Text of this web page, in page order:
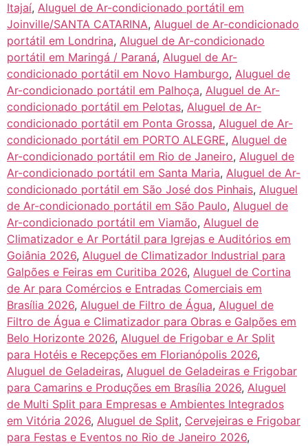
Itajaí, Aluguel de Ar-condicionado portátil em
Joinville/SANTA CATARINA, Aluguel de Ar-condicionado
portátil em Londrina, Aluguel de Ar-condicionado
portátil em Maringá / Paraná, Aluguel de Ar-
condicionado portátil em Novo Hamburgo, Aluguel de
Ar-condicionado portátil em Palhoça, Aluguel de Ar-
condicionado portátil em Pelotas, Aluguel de Ar-
condicionado portátil em Ponta Grossa, Aluguel de Ar-
condicionado portátil em PORTO ALEGRE, Aluguel de
Ar-condicionado portátil em Rio de Janeiro, Aluguel de
Ar-condicionado portátil em Santa Maria, Aluguel de Ar-
condicionado portátil em São José dos Pinhais, Aluguel
de Ar-condicionado portátil em São Paulo, Aluguel de
Ar-condicionado portátil em Viamão, Aluguel de
Climatizador e Ar Portátil para Igrejas e Auditórios em
Goiânia 2026, Aluguel de Climatizador Industrial para
Galpões e Feiras em Curitiba 2026, Aluguel de Cortina
de Ar para Comércios e Entradas Comerciais em
Brasília 2026, Aluguel de Filtro de Água, Aluguel de
Filtro de Água e Climatizador para Obras e Galpões em
Belo Horizonte 2026, Aluguel de Frigobar e Ar Split
para Hotéis e Recepções em Florianópolis 2026,
Aluguel de Geladeiras, Aluguel de Geladeiras e Frigobar
para Camarins e Produções em Brasília 2026, Aluguel
de Multi Split para Empresas e Ambientes Integrados
em Vitória 2026, Aluguel de Split, Cervejeiras e Frigobar
para Festas e Eventos no Rio de Janeiro 2026,